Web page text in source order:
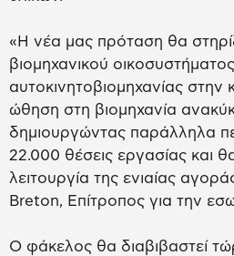
«Η νέα μας πρόταση θα
βιομηχανικού
αυτοκινητοβιομηχανίας στην
ώθηση στη βιομηχανία
δημιουργώντας παράλληλα
22.000 θέσεις εργασίας και
λειτουργία της ενιαίας
Breton, Επίτροπος για την
Ο φάκελος θα διαβιβαστεί